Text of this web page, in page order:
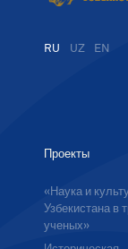
RU UZ EN
Проекты
«Наука и
Узбекистана в
ученых»